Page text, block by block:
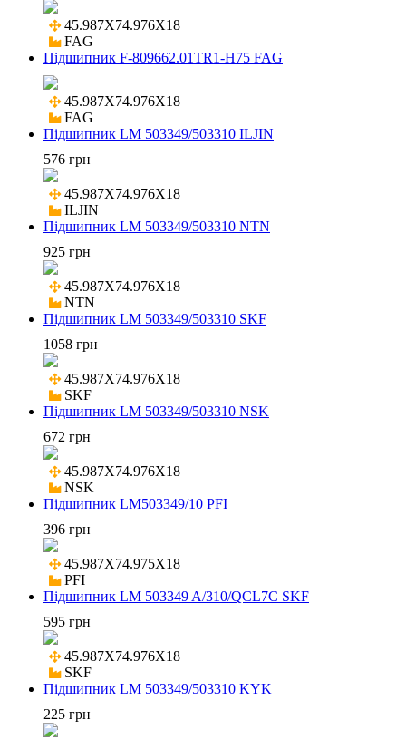
45.987X74.976X18
FAG
Підшипник F-809662.01TR1-H75 FAG
45.987X74.976X18
FAG
Підшипник LM 503349/503310 ILJIN
576 грн
45.987X74.976X18
ILJIN
Підшипник LM 503349/503310 NTN
925 грн
45.987X74.976X18
NTN
Підшипник LM 503349/503310 SKF
1058 грн
45.987X74.976X18
SKF
Підшипник LM 503349/503310 NSK
672 грн
45.987X74.976X18
NSK
Підшипник LM503349/10 PFI
396 грн
45.987X74.975X18
PFI
Підшипник LM 503349 A/310/QCL7C SKF
595 грн
45.987X74.976X18
SKF
Підшипник LM 503349/503310 KYK
225 грн